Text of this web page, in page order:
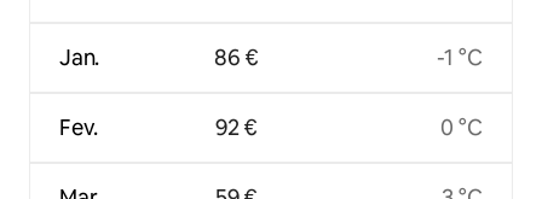
Jan.
Fev.
86 €
92 €
-1 °C
0 °C